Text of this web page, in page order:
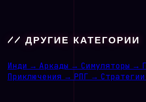
// ДРУГИЕ КАТЕГОРИИ
Инди → Аркады → Симуляторы →
Приключения → РПГ → Стратегии